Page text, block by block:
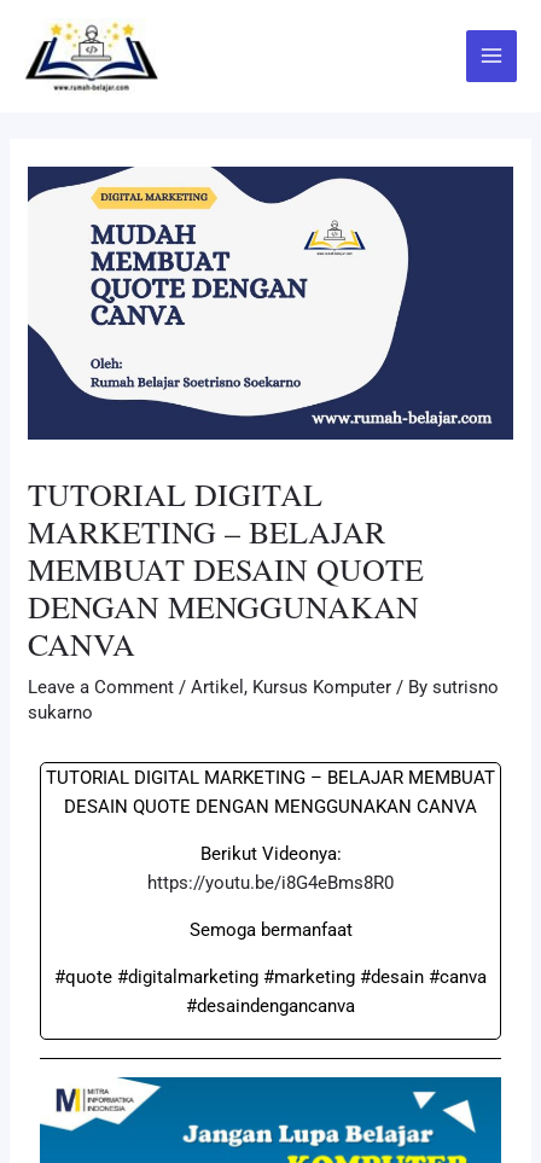
content
Main
Menu
TUTORIAL DIGITAL
MARKETING – BELAJAR
MEMBUAT DESAIN QUOTE
DENGAN MENGGUNAKAN
CANVA
Leave a Comment /Artikel , Kursus Komputer / Bysutrisno
sukarno
TUTORIAL DIGITAL MARKETING – BELAJAR MEMBUAT
DESAIN QUOTE DENGAN MENGGUNAKAN CANVA
Berikut Videonya:
https://youtu.be/i8G4eBms8R0
Semoga bermanfaat
#quote #digitalmarketing #marketing #desain #canva
#desaindengancanva
navigation